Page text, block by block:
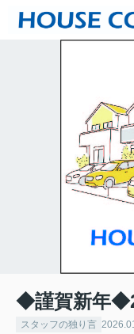
◆謹賀新年
スタッフの独り言